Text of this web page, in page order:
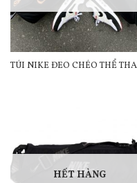
TÚI NIKE ĐEO CHÉO THỂ
HẾT HÀNG